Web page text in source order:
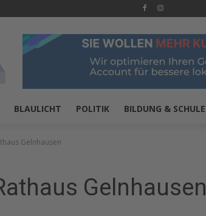
BLAULICHT POLITIK BILDUNG & SCHULE
Gelnhausen
Gelnhausen